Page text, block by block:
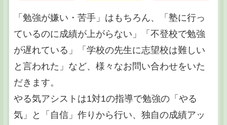
「勉強が嫌い・苦手」はもちろん、「塾に行っ
ているのに成績が上がらない」「不登校で勉強
が遅れている」「学校の先生に志望校は難しい
と言われた」など、様々なお問い合わせをいた
だきます。
やる気アシストは1対1の指導で勉強の「やる
気」と「自信」作りから行い、独自の成績アッ